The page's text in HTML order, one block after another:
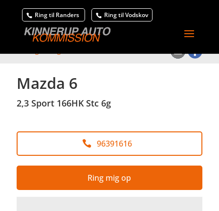
Ring til Randers Ring til Vodskov
Mazda 6
2,3 Sport 166HK Stc 6g
96391616
Ring mig op